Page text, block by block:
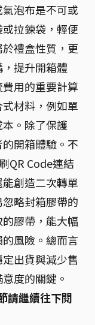
泡布是不可或
拉鍊袋，輕便
禮盒性質，更
提升開箱體
用的重要計算
材料，例如單
。除了保護
開箱體驗。不
QR Code連結
創造二次轉單
略封箱膠帶的
膠帶，能大幅
風險。總而言
出貨與減少售
度的關鍵。
請繼續往下閱